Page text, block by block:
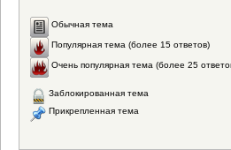
Обычная тема
Популярная тема (более 15 ответов)
Очень популярная тема (более 25
Заблокированная тема
Прикрепленная тема